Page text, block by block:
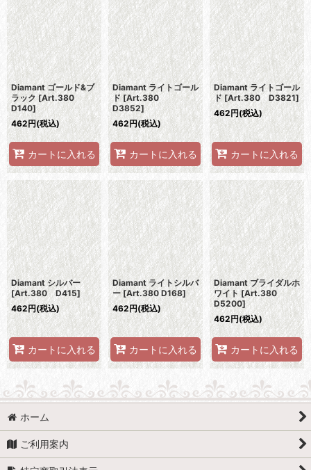
Diamant ゴールド&ブ
ラック [Art.380
D140]
462円(税込)
カートに入れる
Diamant ライトゴール
ド [Art.380
D3852]
462円(税込)
カートに入れる
Diamant ライトゴール
ド [Art.380 D3821]
462円(税込)
カートに入れる
Diamant シルバー
[Art.380 D415]
462円(税込)
カートに入れる
Diamant ライトシルバ
ー [Art.380 D168]
462円(税込)
カートに入れる
Diamant ブライダルホ
ワイト [Art.380
D5200]
462円(税込)
カートに入れる
ホーム
ご利用案内